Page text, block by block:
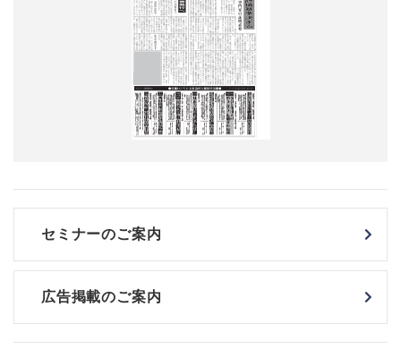
セミナーのご案内
広告掲載のご案内